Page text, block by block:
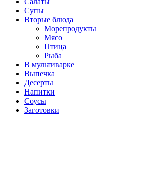
Супы
Вторые блюда
Морепродукты
Мясо
Птица
Рыба
В мультиварке
Выпечка
Десерты
Напитки
Соусы
Заготовки